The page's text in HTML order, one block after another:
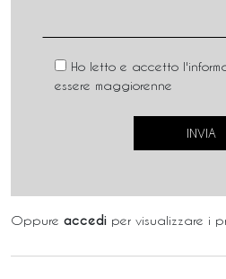
Ho letto e accetto
essere maggiorenne
Oppure accedi per visualizzare i